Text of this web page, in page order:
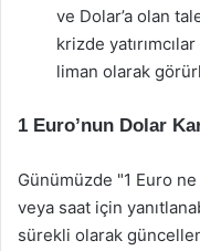
ve Dolar’a olan
krizde
liman olarak
1 Euro’nun Dolar
Günümüzde "1 Euro
veya saat için
sürekli olarak